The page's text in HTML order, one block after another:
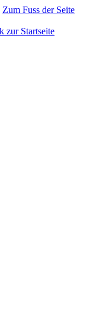
Zum Fuss der Seite